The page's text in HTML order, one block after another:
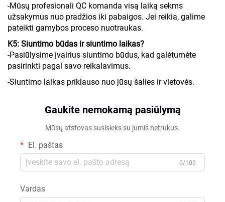
-Mūsų profesionali QC komanda visą laiką sekms
užsakymus nuo pradžios iki pabaigos. Jei reikia, galime
pateikti gamybos proceso nuotraukas.
K5: Siuntimo būdas ir siuntimo laikas?
-Pasiūlysime įvairius siuntimo būdus, kad galėtumėte
pasirinkti pagal savo reikalavimus.
-Siuntimo laikas priklauso nuo jūsų šalies ir vietovės.
Gaukite nemokamą pasiūlymą
Mūsų atstovas susisieks su jumis netrukus.
El. paštas
0/100
Vardas